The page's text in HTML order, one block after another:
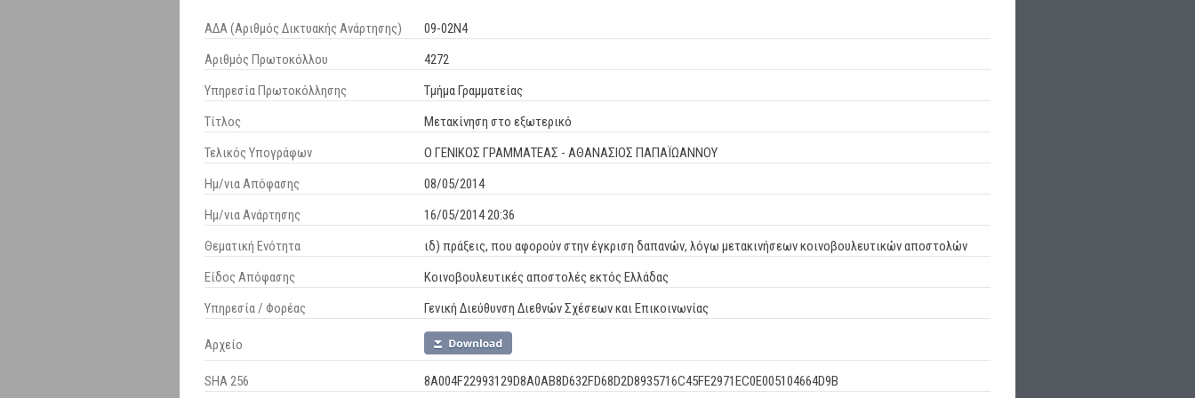
ΑΔΑ (Αριθμός Δικτυακής Ανάρτησης)
09-02Ν4
Αριθμός Πρωτοκόλλου
4272
Υπηρεσία Πρωτοκόλλησης
Τμήμα Γραμματείας
Τίτλος
Μετακίνηση στο εξωτερικό
Τελικός Υπογράφων
Ο ΓΕΝΙΚΟΣ ΓΡΑΜΜΑΤΕΑΣ - ΑΘΑΝΑΣΙΟΣ ΠΑΠΑΪΩΑΝΝΟΥ
Ημ/νια Απόφασης
08/05/2014
Ημ/νια Ανάρτησης
16/05/2014 20:36
Θεματική Ενότητα
ιδ) πράξεις, που αφορούν στην έγκριση δαπανών, λόγω μετακινήσεων κοινοβουλευτικών αποστολών
Είδος Απόφασης
Κοινοβουλευτικές αποστολές εκτός Ελλάδας
Υπηρεσία / Φορέας
Γενική Διεύθυνση Διεθνών Σχέσεων και Επικοινωνίας
Αρχείο
SHA 256 8A004F22993129D8A0AB8D632FD68D2D8935716C45FE2971EC0E005104664D9B